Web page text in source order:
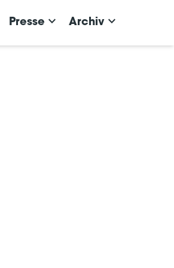
Presse keyboard_arrow_down Archiv keyboard_arrow_down